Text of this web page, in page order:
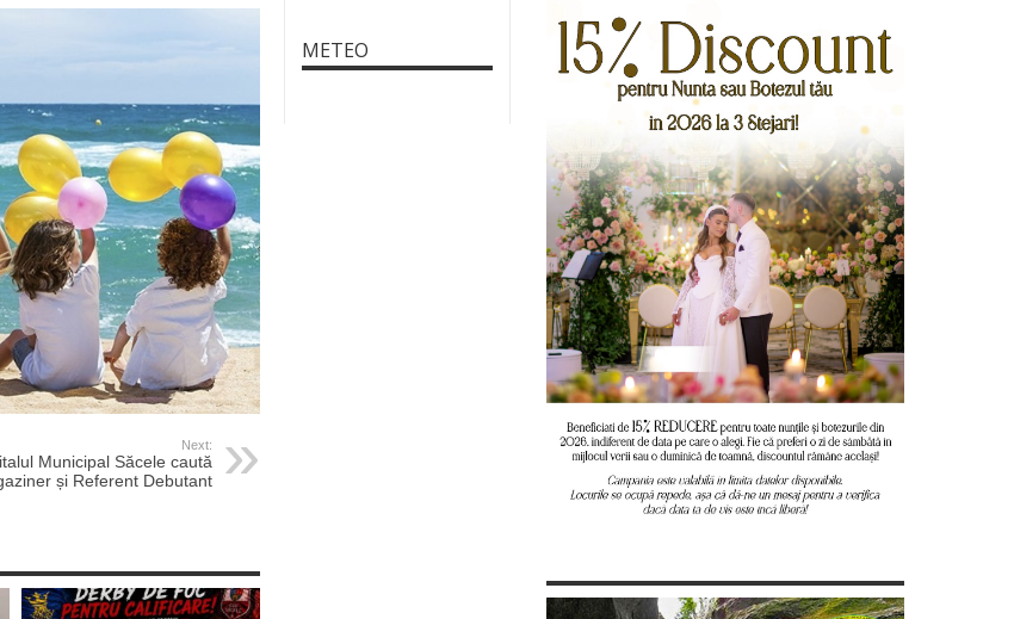
Next:
Municipal Săcele caută
și Referent Debutant
METEO